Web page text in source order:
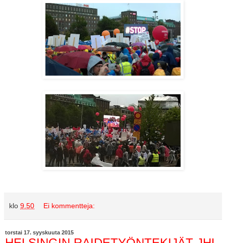
klo 9.50 Ei kommentteja:
torstai 17. syyskuuta 2015